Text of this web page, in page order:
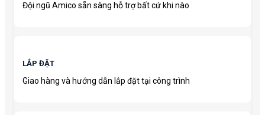
Đội ngũ Amico sẵn sàng hỗ trợ bất cứ khi nào
LẮP ĐẶT
Giao hàng và hướng dẫn lắp đặt tại công trình